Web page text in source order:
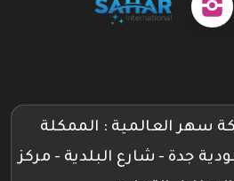
www.youtube.com/تابعنا
بلاي
سهر العالمية : الممكلة
جدة - شارع البلدية - مركز